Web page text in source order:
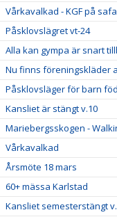
Vårkavalkad - KGF på
Påsklovslägret vt-24
Alla kan gympa är snart
Nu finns föreningskläder
Påsklovsläger för barn
Kansliet är stängt v.10
Mariebergsskogen -
Vårkavalkad
Årsmöte 18 mars
60+ mässa Karlstad
Kansliet semesterstängt